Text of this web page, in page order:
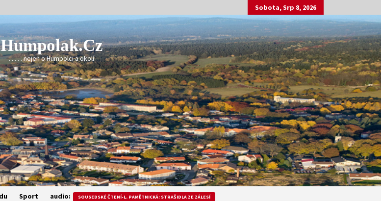
Sobota, Srp 8, 2026
Humpolak.cz
. . . . . nejen o Humpolci a okolí
Sport audio: SOUSEDSKÉ ČTENÍ-L. PAMĚTNICKÁ: STRAŠIDLA ZE ZÁLESÍ